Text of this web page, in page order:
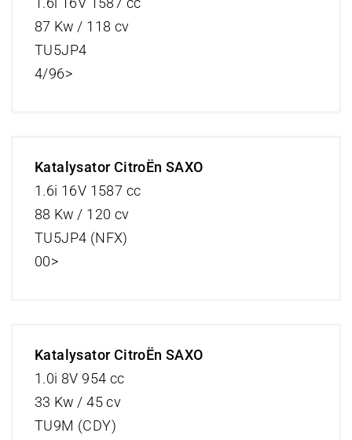
87 Kw / 118 cv
TU5JP4
4/96>
Katalysator CitroËn SAXO
1.6i 16V 1587 cc
88 Kw / 120 cv
TU5JP4 (NFX)
00>
Katalysator CitroËn SAXO
1.0i 8V 954 cc
33 Kw / 45 cv
TU9M (CDY)